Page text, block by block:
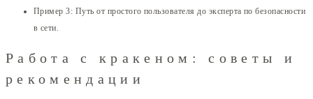
Пример 3: Путь от простого пользователя до эксперта по безопасности
в сети.
Работа с кракеном: советы и
рекомендации